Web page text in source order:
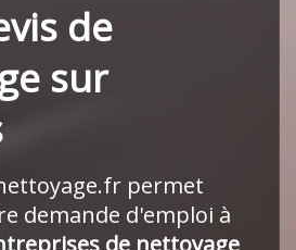
de
sur
permet
demande d'emploi à